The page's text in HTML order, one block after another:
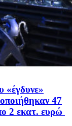
«έγδυνε»
47
2 εκατ. ευρώ